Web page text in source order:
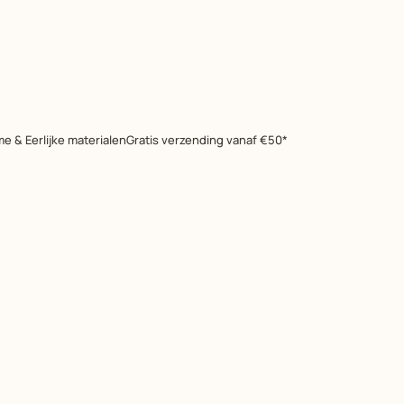
& Eerlijke materialenGratis verzending vanaf €50*